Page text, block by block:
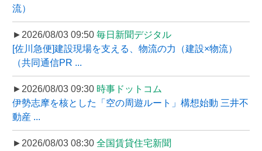
流）
►2026/08/03 09:50 毎日新聞デジタル
[佐川急便]建設現場を支える、物流の力（建設×物流）
（共同通信PR ...
►2026/08/03 09:30 時事ドットコム
伊勢志摩を核とした「空の周遊ルート」構想始動 三井不
動産 ...
►2026/08/03 08:30 全国賃貸住宅新聞